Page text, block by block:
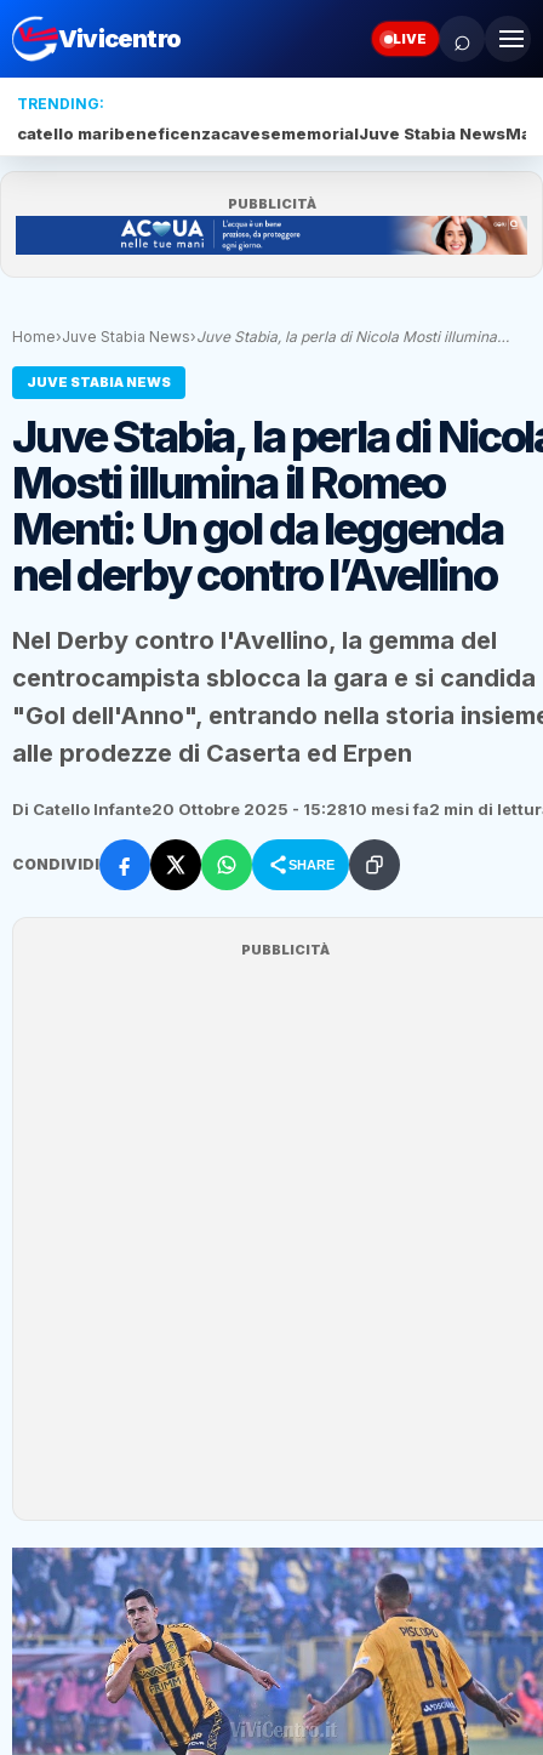
Vivicentro LIVE ⌕
TRENDING:
catello maribeneficenzacavesememorialJuve Stabia News
PUBBLICITÀ
Home›Juve Stabia News›Juve Stabia, la perla di Nicola Mosti illumina…
JUVE STABIA NEWS
Juve Stabia, la perla di
Mosti illumina il Romeo
Menti: Un gol da leggenda
nel derby contro l’Avellino
Nel Derby contro l'Avellino, la gemma del
centrocampista sblocca la gara e si candida
"Gol dell'Anno", entrando nella storia
alle prodezze di Caserta ed Erpen
Di Catello Infante20 Ottobre 2025 - 15:2810 mesi fa2 min di
CONDIVIDI SHARE
PUBBLICITÀ